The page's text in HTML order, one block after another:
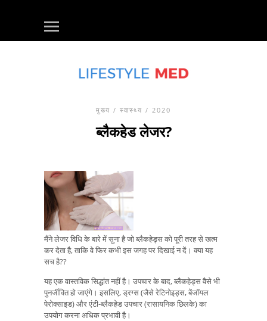
मुख्य / स्वास्थ्य / 2020
ब्लैकहेड लेजर?
मैंने लेजर विधि के बारे में सुना है जो ब्लैकहेड्स को पूरी तरह से खत्म
कर देता है, ताकि वे फिर कभी इस जगह पर दिखाई न दें। क्या यह
सच है??
यह एक वास्तविक सिद्धांत नहीं है। उपचार के बाद, ब्लैकहेड्स वैसे भी
पुनर्जीवित हो जाएंगे। इसलिए, ड्रग्स (जैसे रेटिनोइड्स, बेंजॉयल
पेरोक्साइड) और एंटी-ब्लैकहेड उपचार (रासायनिक छिलके) का
उपयोग करना अधिक प्रभावी है।